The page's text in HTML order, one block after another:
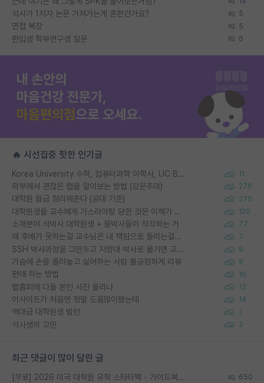
석사가 1저자 논문 가져가는게 흔한건가요? 5
면접 복장 5
편입생 학부연구생 질문 6
🔥 시선집중 핫한 인기글
Korea University 수학, 컴퓨터과학 이학사, UC Berkeley 산업공학 대학원 공학박사가 되는 것은 쉽지 않겠죠? 11
외부에서 괜찮은 랩을 알아보는 방법 (장문주의) 276
대학원 월급 정리해준다 (공대 기준) 275
대학원생들 교수에게 가스라이팅 당한 것은 이해가 갑니다. 안타깝네요. 120
소재분야 석박사 대학원생 + 물박사들이 착각하는 거 77
왜 후배가 못하는걸 교수님은 내 책임으로 돌리는걸까요? 7
SSH 박사과정을 그만두고 지방대 박사로 옮기면 교수의 꿈은 끝일까요? 9
가슴에 손을 올려놓고 싫어하는 사람 불공정하게 리뷰 9
편애 하는 방법 16
랩홈피에 다들 본인 사진 올리냐 13
이사이트가 처음엔 정말 도움많이됐는데 14
역대급 대학원생 빌런 2
석사생의 고민 2
최근 댓글이 많이 달린 글
[무료] 2026 미국 대학원 유학 스타터팩 - 가이드북 & 합격자 컨택메일 템플릿 650